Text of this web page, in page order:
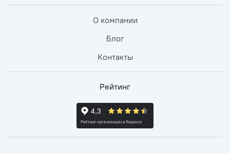
О компании
Блог
Контакты
Рейтинг